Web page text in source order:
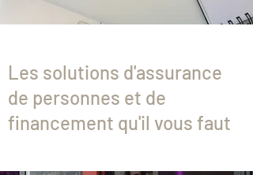
Les solutions d'assurance
de personnes et de
financement qu'il vous faut